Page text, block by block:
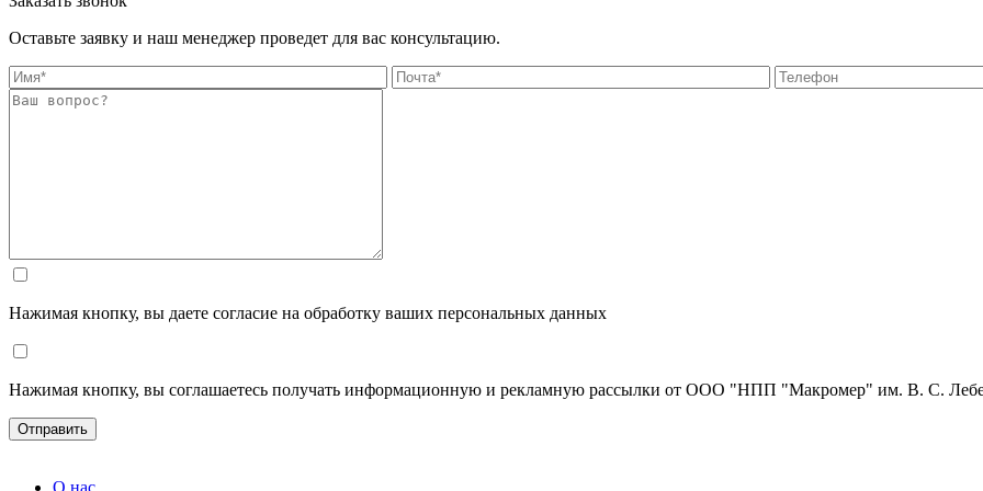
Оставьте заявку и наш менеджер проведет для вас консультацию.
Нажимая кнопку, вы даете согласие на обработку ваших персональных данных
Нажимая кнопку, вы соглашаетесь получать информационную и рекламную рассылки от ООО "НПП "Макромер" им. В. С.
О нас